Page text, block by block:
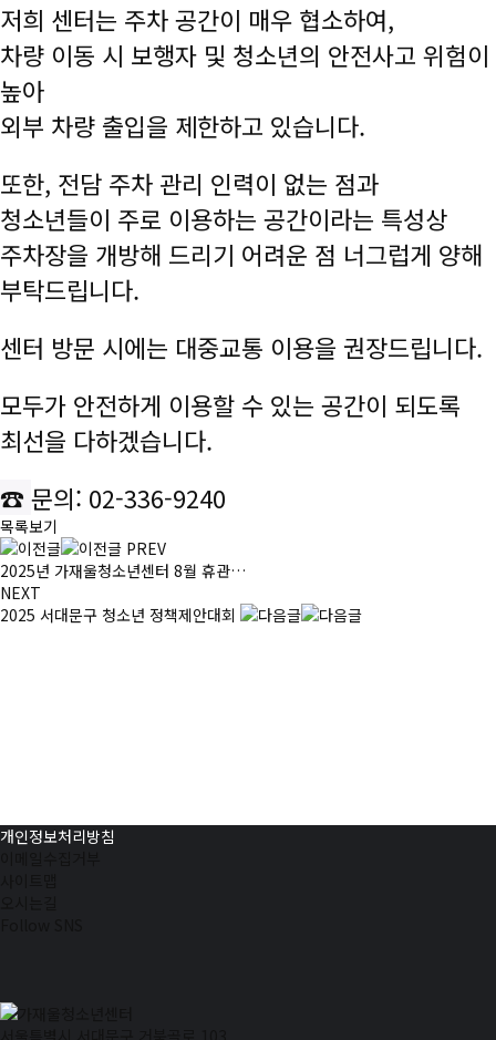
저희 센터는 주차 공간이 매우 협소하여,
차량 이동 시 보행자 및 청소년의 안전사고 위험이
높아
외부 차량 출입을 제한하고 있습니다.
또한, 전담 주차 관리 인력이 없는 점과
청소년들이 주로 이용하는 공간이라는 특성상
주차장을 개방해 드리기 어려운 점 너그럽게 양해
부탁드립니다.
센터 방문 시에는 대중교통 이용을 권장드립니다.
모두가 안전하게 이용할 수 있는 공간이 되도록
최선을 다하겠습니다.
☎ 문의: 02-336-9240
목록보기
PREV
2025년 가재울청소년센터 8월 휴관…
NEXT
2025 서대문구 청소년 정책제안대회
개인정보처리방침